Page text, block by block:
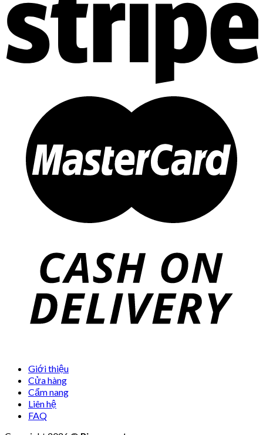
Giới thiệu
Cửa hàng
Cẩm nang
Liên hệ
FAQ